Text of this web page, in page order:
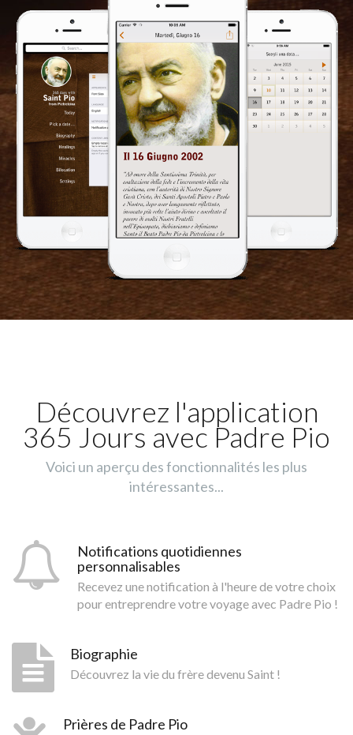
Découvrez l'application
365 Jours avec Padre Pio
Voici un aperçu des fonctionnalités les plus
intéressantes...
Notifications quotidiennes
personnalisables
Recevez une notification à l'heure de votre choix
pour entreprendre votre voyage avec Padre Pio !
Biographie
Découvrez la vie du frère devenu Saint !
Prières de Padre Pio